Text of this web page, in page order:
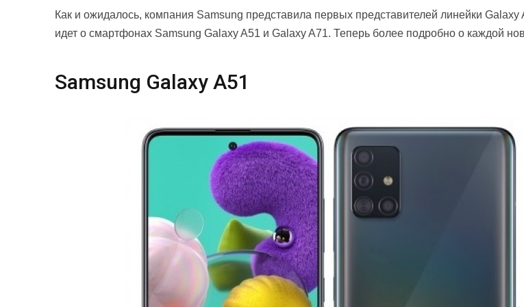
Как и ожидалось, компания Samsung представила первых представителей линейки Galaxy
идет о смартфонах Samsung Galaxy A51 и Galaxy A71. Теперь более подробно о каждой
Samsung Galaxy A51